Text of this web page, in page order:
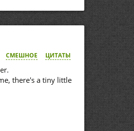
СМЕШНОЕ ЦИТАТЫ
there's a tiny little